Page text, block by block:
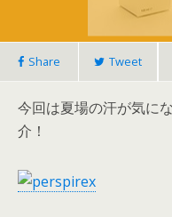
Share Tweet
今回は夏場の汗が気に
介！